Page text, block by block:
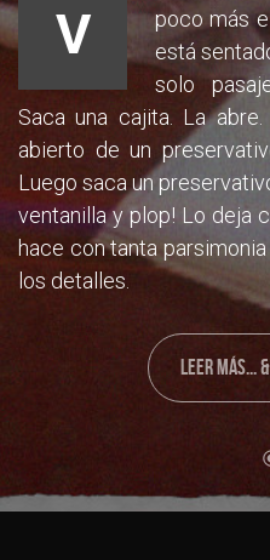
V
poco más
está
solo
Saca una cajita. La
abierto de un
Luego saca un
ventanilla y plop! Lo deja
hace con tanta
los detalles.
LEER MÁS...